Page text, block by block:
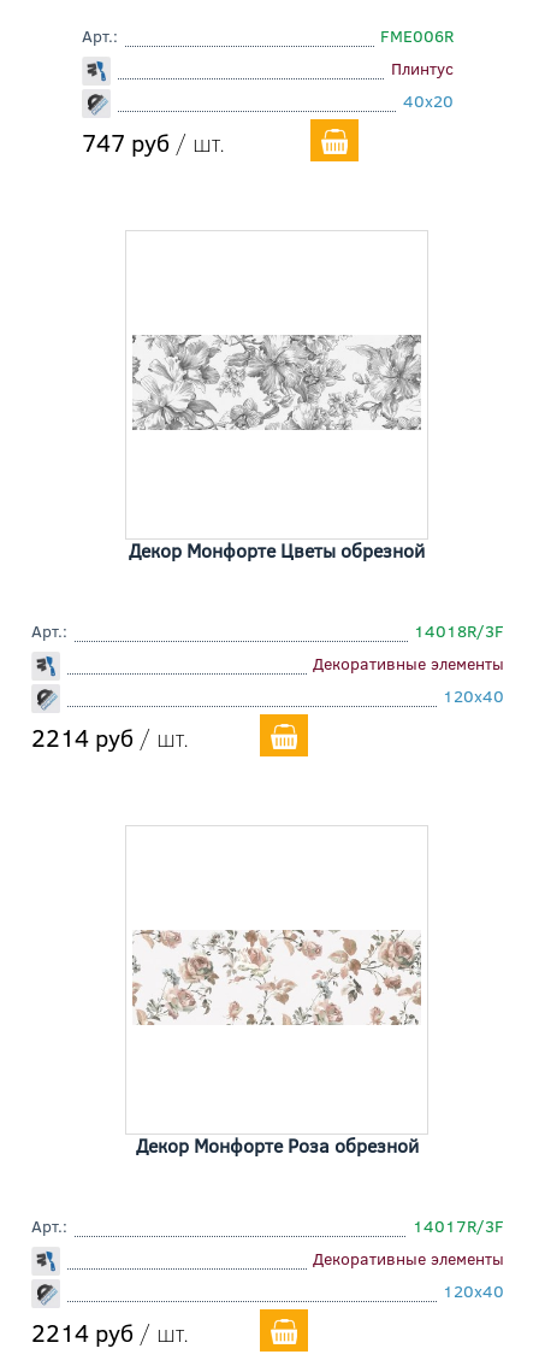
Арт.:
FME006R
Плинтус
40x20
747 руб / шт.
Декор Монфорте Цветы обрезной
Арт.:
14018R/3F
Декоративные элементы
120x40
2214 руб / шт.
Декор Монфорте Роза обрезной
Арт.:
14017R/3F
Декоративные элементы
120x40
2214 руб / шт.